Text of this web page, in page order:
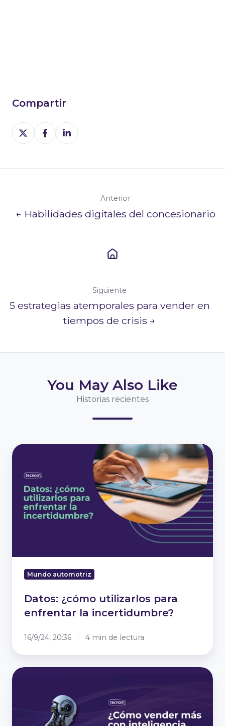
Compartir
Share
on
Share
on
Share
on
Anterior
← Habilidades digitales del concesionario
Siguiente
5 estrategias atemporales para vender en
tiempos de crisis →
You May Also Like
Historias recientes
Datos:
utilizarlos
para
enfrentar
incertidumbre?
Mundo automotriz
Datos: ¿cómo utilizarlos para
enfrentar la incertidumbre?
16/9/24, 20:36 4 min de lectura
¿Cómo
inteligencia